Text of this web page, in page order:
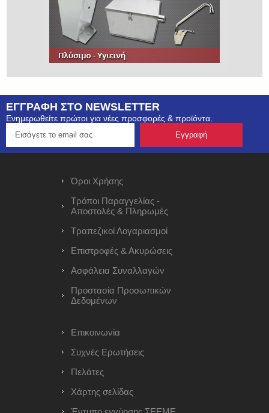
ΕΓΓΡΑΦΗ ΣΤΟ NEWSLETTER
Ενημερωθείτε πρώτοι για νέες προσφορές & προϊόντα.
Όροι Χρήσης
Τρόποι Παραγγελίας -
Αποστολές & Πληρωμές
Τραπεζικοί Λογαριασμοί
Επιστροφές & Ακυρώσεις
Ασφάλεια Συναλλαγών
Προστασία Προσωπικών
Δεδομένων
Επικοινωνία
Συχνές Ερωτήσεις
Πελάτες
Χάρτης σελίδας